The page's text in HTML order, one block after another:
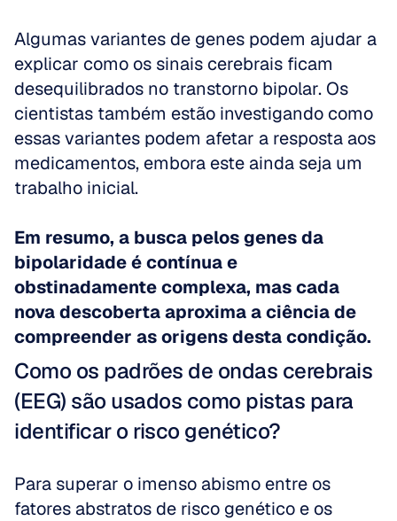
Algumas variantes de genes podem ajudar a
explicar como os sinais cerebrais ficam
desequilibrados no transtorno bipolar. Os
cientistas também estão investigando como
essas variantes podem afetar a resposta aos
medicamentos, embora este ainda seja um
trabalho inicial.
Em resumo, a busca pelos genes da
bipolaridade é contínua e
obstinadamente complexa, mas cada
nova descoberta aproxima a ciência de
compreender as origens desta condição.
Como os padrões de ondas cerebrais
(EEG) são usados como pistas para
identificar o risco genético?
Para superar o imenso abismo entre os
fatores abstratos de risco genético e os